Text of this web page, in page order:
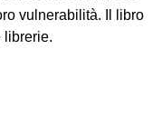
vulnerabilità. Il libro
librerie.